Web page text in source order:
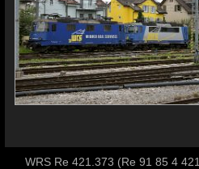
WRS Re 421.373 (Re 91 85 4 421